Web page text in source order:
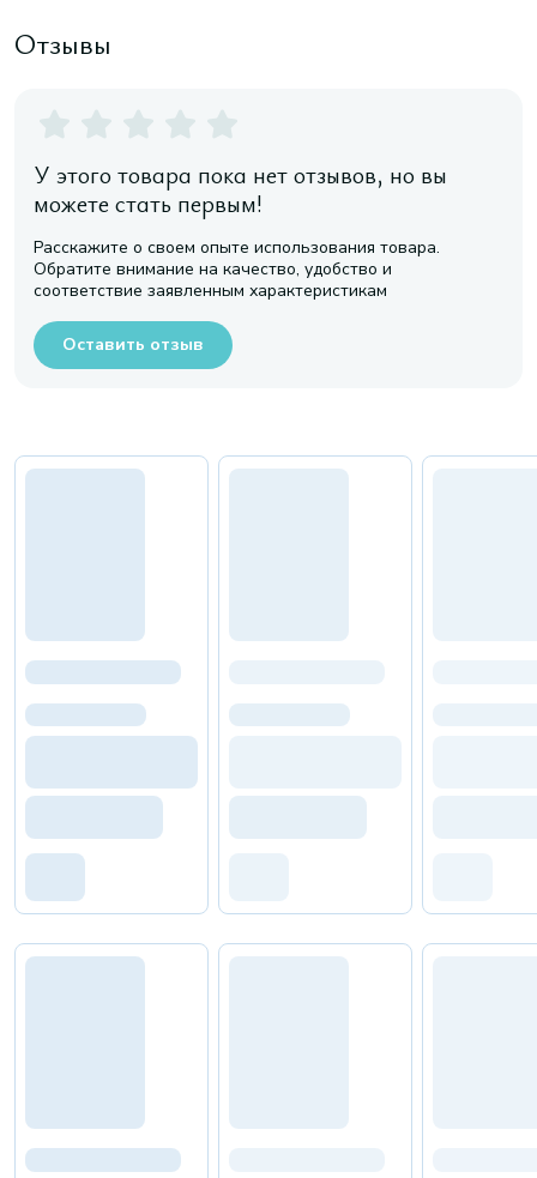
Отзывы
У этого товара пока нет отзывов, но вы
можете стать первым!
Расскажите о своем опыте использования товара.
Обратите внимание на качество, удобство и
соответствие заявленным характеристикам
Оставить отзыв